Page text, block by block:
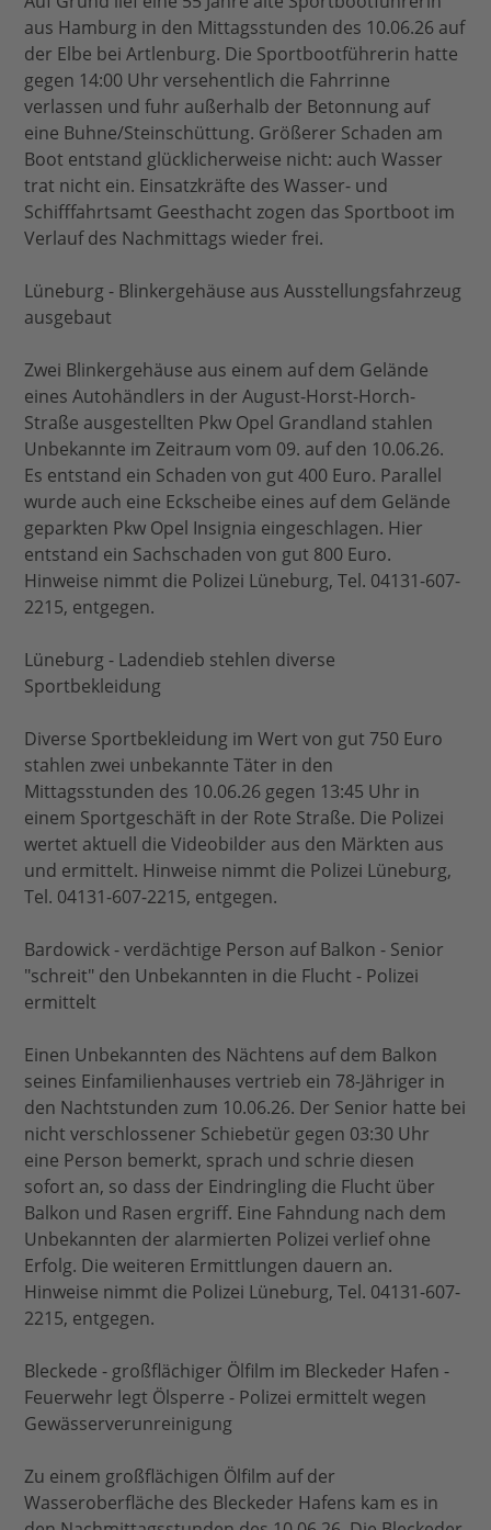
aus Hamburg in den Mittagsstunden des 10.06.26 auf
der Elbe bei Artlenburg. Die Sportbootführerin hatte
gegen 14:00 Uhr versehentlich die Fahrrinne
verlassen und fuhr außerhalb der Betonnung auf
eine Buhne/Steinschüttung. Größerer Schaden am
Boot entstand glücklicherweise nicht: auch Wasser
trat nicht ein. Einsatzkräfte des Wasser- und
Schifffahrtsamt Geesthacht zogen das Sportboot im
Verlauf des Nachmittags wieder frei.
Lüneburg - Blinkergehäuse aus Ausstellungsfahrzeug
ausgebaut
Zwei Blinkergehäuse aus einem auf dem Gelände
eines Autohändlers in der August-Horst-Horch-
Straße ausgestellten Pkw Opel Grandland stahlen
Unbekannte im Zeitraum vom 09. auf den 10.06.26.
Es entstand ein Schaden von gut 400 Euro. Parallel
wurde auch eine Eckscheibe eines auf dem Gelände
geparkten Pkw Opel Insignia eingeschlagen. Hier
entstand ein Sachschaden von gut 800 Euro.
Hinweise nimmt die Polizei Lüneburg, Tel. 04131-607-
2215, entgegen.
Lüneburg - Ladendieb stehlen diverse
Sportbekleidung
Diverse Sportbekleidung im Wert von gut 750 Euro
stahlen zwei unbekannte Täter in den
Mittagsstunden des 10.06.26 gegen 13:45 Uhr in
einem Sportgeschäft in der Rote Straße. Die Polizei
wertet aktuell die Videobilder aus den Märkten aus
und ermittelt. Hinweise nimmt die Polizei Lüneburg,
Tel. 04131-607-2215, entgegen.
Bardowick - verdächtige Person auf Balkon - Senior
"schreit" den Unbekannten in die Flucht - Polizei
ermittelt
Einen Unbekannten des Nächtens auf dem Balkon
seines Einfamilienhauses vertrieb ein 78-Jähriger in
den Nachtstunden zum 10.06.26. Der Senior hatte bei
nicht verschlossener Schiebetür gegen 03:30 Uhr
eine Person bemerkt, sprach und schrie diesen
sofort an, so dass der Eindringling die Flucht über
Balkon und Rasen ergriff. Eine Fahndung nach dem
Unbekannten der alarmierten Polizei verlief ohne
Erfolg. Die weiteren Ermittlungen dauern an.
Hinweise nimmt die Polizei Lüneburg, Tel. 04131-607-
2215, entgegen.
Bleckede - großflächiger Ölfilm im Bleckeder Hafen -
Feuerwehr legt Ölsperre - Polizei ermittelt wegen
Gewässerverunreinigung
Zu einem großflächigen Ölfilm auf der
Wasseroberfläche des Bleckeder Hafens kam es in